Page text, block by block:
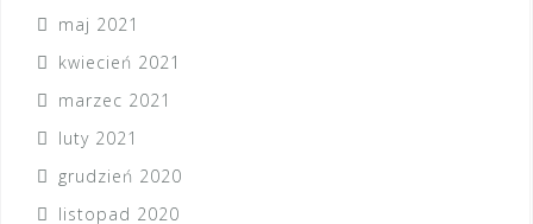
maj 2021
kwiecień 2021
marzec 2021
luty 2021
grudzień 2020
listopad 2020